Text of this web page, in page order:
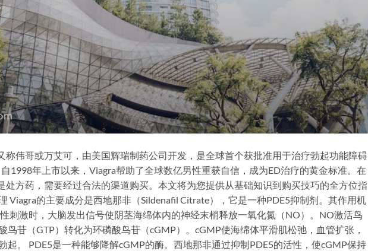
称伟哥或万艾可，由美国辉瑞制药公司开发，是全球首个获批准用于治疗勃起功能障碍
自1998年上市以来，Viagra帮助了全球数亿男性重获自信，成为ED治疗的黄金标准。在
处方药，需要经过合法的渠道购买。本文将为您提供从基础知识到购买技巧的全方位指
Viagra的主要成分是西地那非（Sildenafil Citrate），它是一种PDE5抑制剂。其作用机
刺激时，大脑发出信号使阴茎海绵体内的神经末梢释放一氧化氮（NO）。NO激活鸟
鸟苷（GTP）转化为环磷酸鸟苷（cGMP）。cGMP使海绵体平滑肌松弛，血管扩张，
起。 PDE5是一种能够降解cGMP的酶。西地那非通过抑制PDE5的活性，使cGMP保持